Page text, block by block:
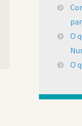
O
O